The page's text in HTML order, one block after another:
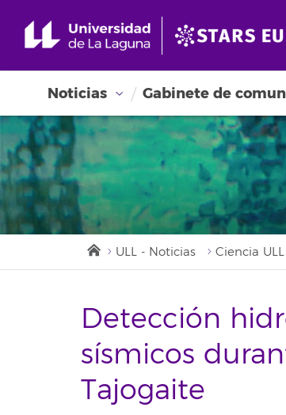
Noticias Gabinete de
ULL - Noticias Ciencia ULL
Detección
sísmicos
Tajogaite